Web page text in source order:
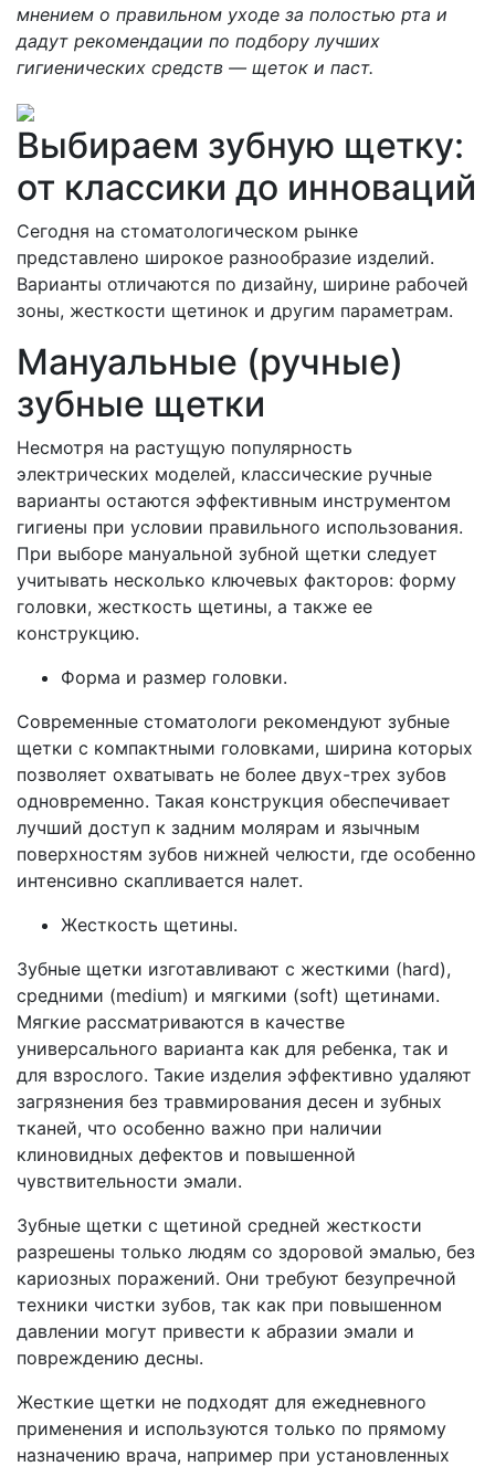
мнением о правильном уходе за полостью рта и
дадут рекомендации по подбору лучших
гигиенических средств — щеток и паст.
Выбираем зубную щетку:
от классики до инноваций
Сегодня на стоматологическом рынке
представлено широкое разнообразие изделий.
Варианты отличаются по дизайну, ширине рабочей
зоны, жесткости щетинок и другим параметрам.
Мануальные (ручные)
зубные щетки
Несмотря на растущую популярность
электрических моделей, классические ручные
варианты остаются эффективным инструментом
гигиены при условии правильного использования.
При выборе мануальной зубной щетки следует
учитывать несколько ключевых факторов: форму
головки, жесткость щетины, а также ее
конструкцию.
Форма и размер головки.
Современные стоматологи рекомендуют зубные
щетки с компактными головками, ширина которых
позволяет охватывать не более двух-трех зубов
одновременно. Такая конструкция обеспечивает
лучший доступ к задним молярам и язычным
поверхностям зубов нижней челюсти, где особенно
интенсивно скапливается налет.
Жесткость щетины.
Зубные щетки изготавливают с жесткими (hard),
средними (medium) и мягкими (soft) щетинами.
Мягкие рассматриваются в качестве
универсального варианта как для ребенка, так и
для взрослого. Такие изделия эффективно удаляют
загрязнения без травмирования десен и зубных
тканей, что особенно важно при наличии
клиновидных дефектов и повышенной
чувствительности эмали.
Зубные щетки с щетиной средней жесткости
разрешены только людям со здоровой эмалью, без
кариозных поражений. Они требуют безупречной
техники чистки зубов, так как при повышенном
давлении могут привести к абразии эмали и
повреждению десны.
Жесткие щетки не подходят для ежедневного
применения и используются только по прямому
назначению врача, например при установленных